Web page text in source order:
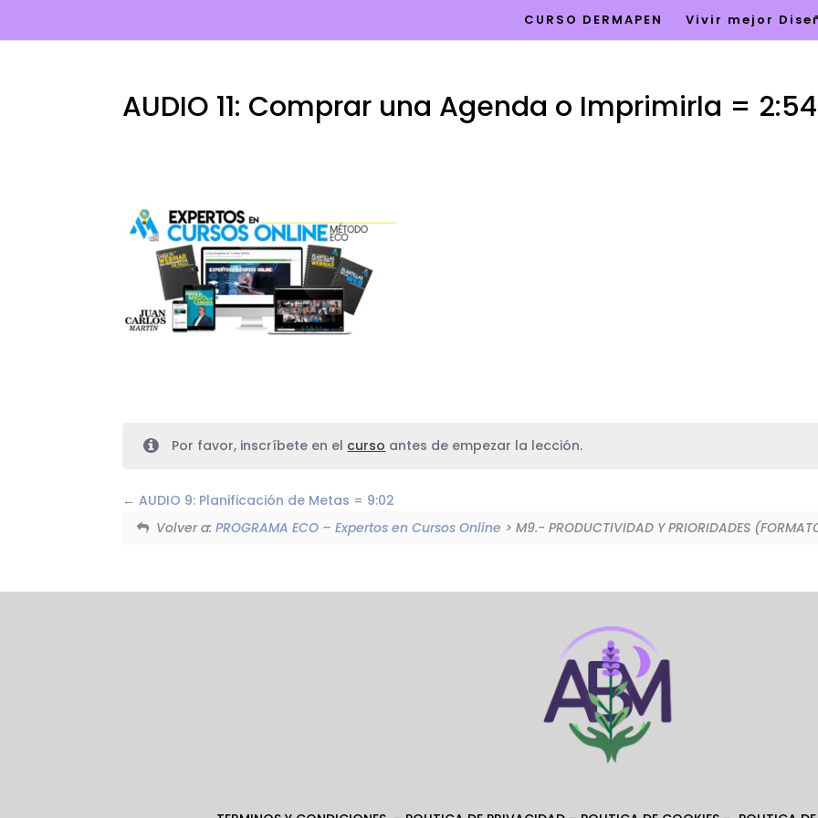
CURSO DERMAPEN Vivir mejor
AUDIO 11: Comprar una Agenda o Imprimirla = 2:54
Por favor, inscríbete en el curso antes de empezar la lección.
AUDIO 9: Planificación de Metas = 9:02
Volver a:PROGRAMA ECO – Expertos en Cursos Online > M9.- PRODUCTIVIDAD Y PRIORIDADES